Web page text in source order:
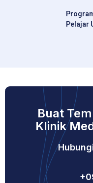
Pelajar
Buat
Klinik